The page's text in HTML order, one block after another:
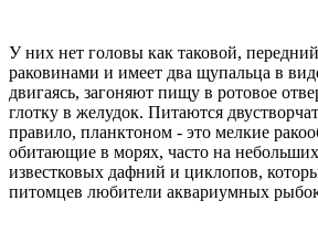
У них нет головы как таковой,
раковинами и имеет два щупальца в
двигаясь, загоняют пищу в ротовое
глотку в желудок. Питаются
правило, планктоном - это мелкие
обитающие в морях, часто на
известковых дафний и циклопов,
питомцев любители аквариумных